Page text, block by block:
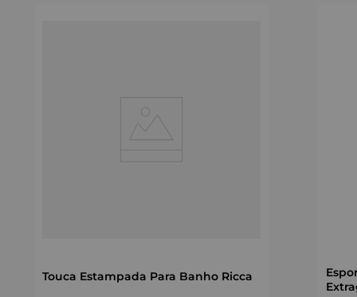
Touca Estampada Para Banho Ricca